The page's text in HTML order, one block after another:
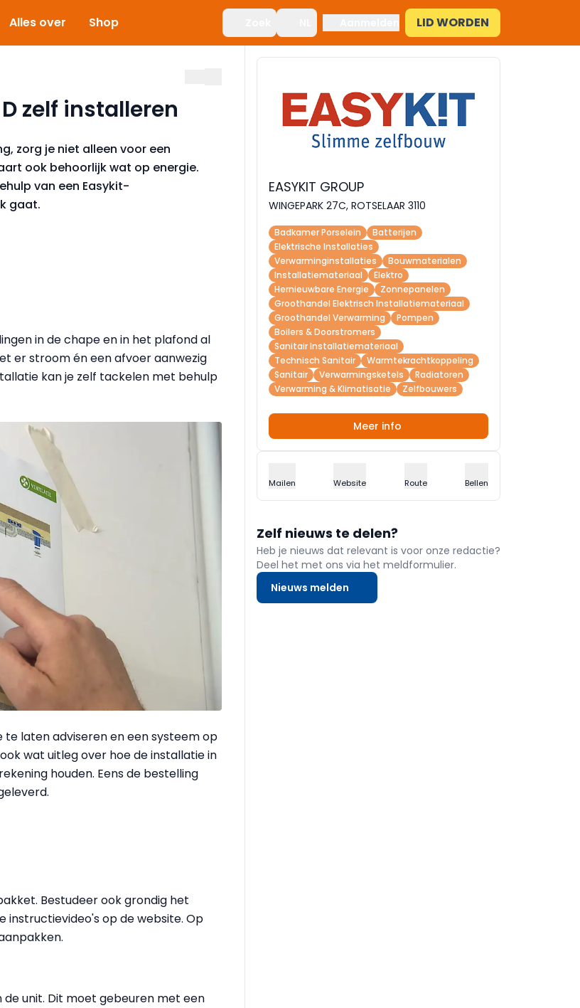
Alles over Shop LID WORDEN
zelf installeren
zorg je niet alleen voor een
ook behoorlijk wat op energie.
van een Easykit-
gaat.
in de chape en in het plafond al
er stroom én een afvoer aanwezig
kan je zelf tackelen met behulp
laten adviseren en een systeem op
wat uitleg over hoe de installatie in
houden. Eens de bestelling
Bestudeer ook grondig het
instructievideo's op de website. Op
unit. Dit moet gebeuren met een
EASYKIT GROUP
WINGEPARK 27C, ROTSELAAR 3110
Badkamer Porselein
Batterijen
Elektrische Installaties
Verwarminginstallaties
Bouwmaterialen
Installatiemateriaal
Elektro
Hernieuwbare Energie
Zonnepanelen
Groothandel Elektrisch Installatiemateriaal
Groothandel Verwarming
Pompen
Boilers & Doorstromers
Sanitair Installatiemateriaal
Technisch Sanitair
Warmtekrachtkoppeling
Sanitair
Verwarmingsketels
Radiatoren
Verwarming & Klimatisatie
Zelfbouwers
Meer info
Mailen Website Route Bellen
Zelf nieuws te delen?
Heb je nieuws dat relevant is voor onze redactie?
Deel het met ons via het meldformulier.
Nieuws melden